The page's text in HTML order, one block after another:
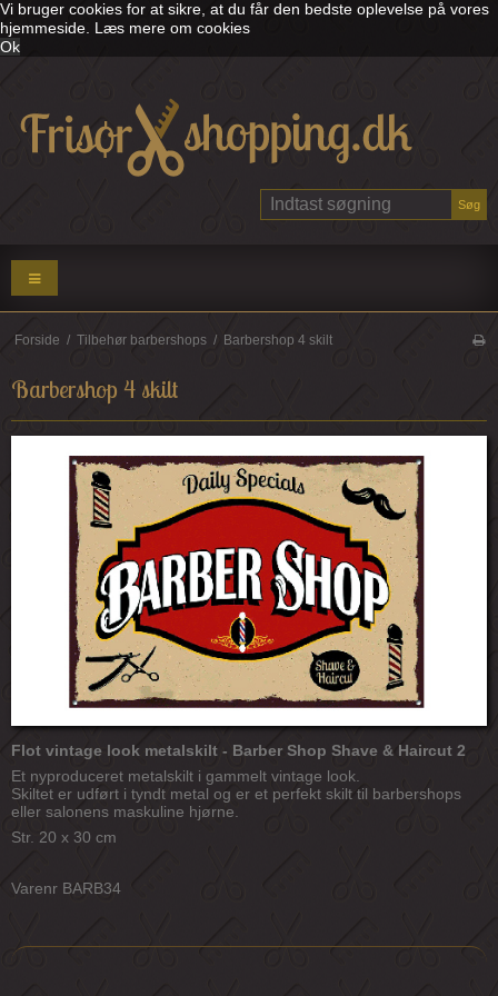
Vi bruger cookies for at sikre, at du får den bedste oplevelse på vores
hjemmeside. Læs mere om cookies
Ok
Søg
Forside / Tilbehør barbershops / Barbershop 4 skilt
Barbershop 4 skilt
Flot vintage look metalskilt - Barber Shop Shave & Haircut 2
Et nyproduceret metalskilt i gammelt vintage look.
Skiltet er udført i tyndt metal og er et perfekt skilt til barbershops
eller salonens maskuline hjørne.
Str. 20 x 30 cm
Varenr BARB34